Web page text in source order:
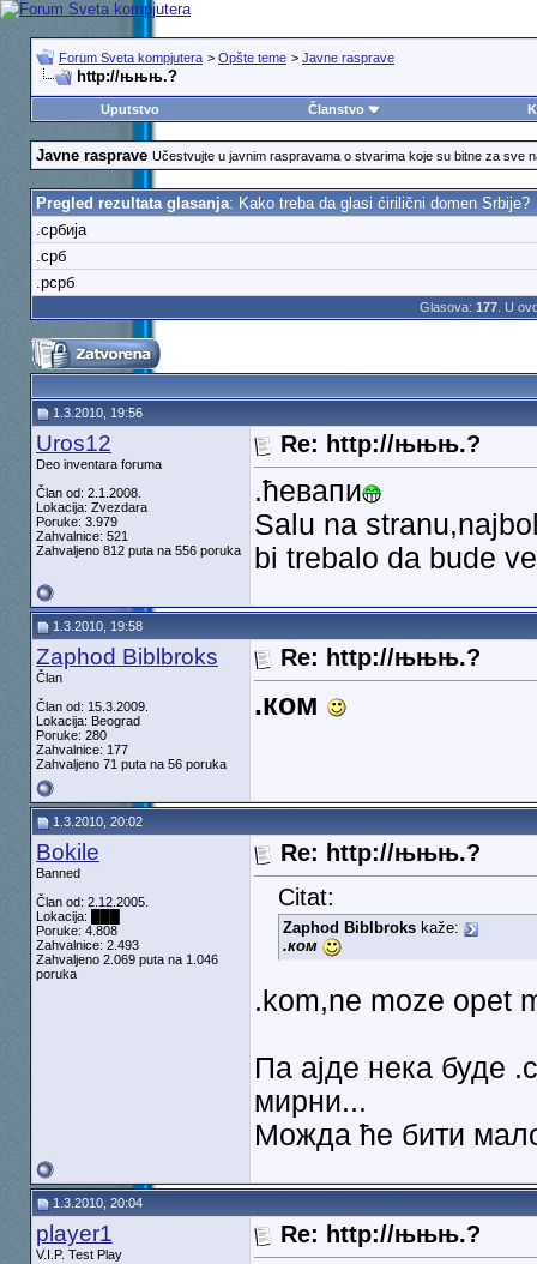
Forum Sveta kompjutera > Opšte teme > Javne rasprave
http://њњњ.?
Uputstvo Članstvo
Javne rasprave Učestvujte u javnim raspravama o stvarima koje su bitne za sve
Pregled rezultata glasanja: Kako treba da glasi ćirilični domen Srbije?
.србија
.срб
.рсрб
Glasova: 177. U
1.3.2010, 19:56
Uros12
Deo inventara foruma
Član od: 2.1.2008.
Lokacija: Zvezdara
Poruke: 3.979
Zahvalnice: 521
Zahvaljeno 812 puta na 556 poruka
Re: http://њњњ.?
.ћевапи
Salu na
bi trebalo da bude
1.3.2010, 19:58
Zaphod Biblbroks
Član
Član od: 15.3.2009.
Lokacija: Beograd
Poruke: 280
Zahvalnice: 177
Zahvaljeno 71 puta na 56 poruka
Re: http://њњњ.?
.ком
1.3.2010, 20:02
Bokile
Banned
Član od: 2.12.2005.
Lokacija: ███
Poruke: 4.808
Zahvalnice: 2.493
Zahvaljeno 2.069 puta na 1.046
poruka
Re: http://њњњ.?
Citat:
Zaphod Biblbrokskaže:
.ком
.kom,ne moze opet
Па ајде нека буде
мирни...
Можда ће бити
1.3.2010, 20:04
player1
V.I.P. Test Play
Re: http://њњњ.?